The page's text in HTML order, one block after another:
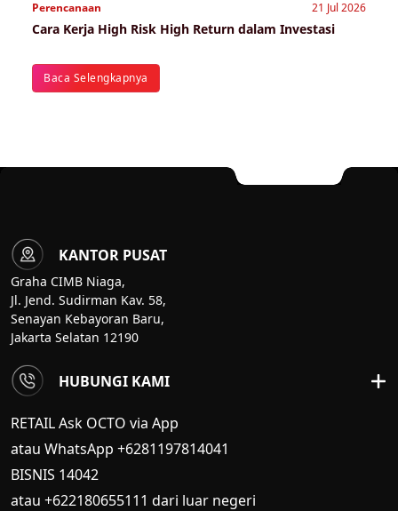
Perencanaan 21 Jul 2026
Cara Kerja High Risk High Return dalam Investasi
Baca Selengkapnya
KANTOR PUSAT
Graha CIMB Niaga,
Jl. Jend. Sudirman Kav. 58,
Senayan Kebayoran Baru,
Jakarta Selatan 12190
HUBUNGI KAMI
RETAIL Ask OCTO via App
atau WhatsApp +6281197814041
BISNIS 14042
atau +622180655111 dari luar negeri